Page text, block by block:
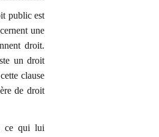
public est
une
droit.
un droit
clause
de droit
ce qui lui